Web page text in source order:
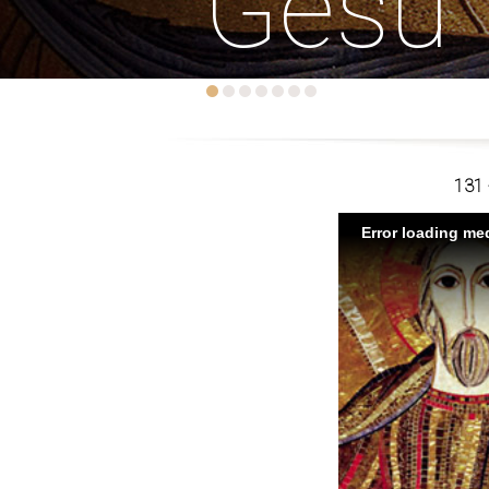
131
Error loading